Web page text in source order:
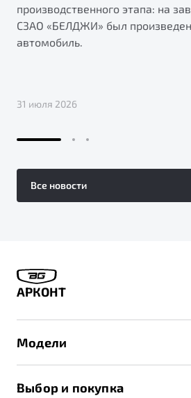
производственного этапа: на
СЗАО «БЕЛДЖИ» был
автомобиль.
31 июля 2026
Все новости
АРКОНТ
Модели
Выбор и покупка